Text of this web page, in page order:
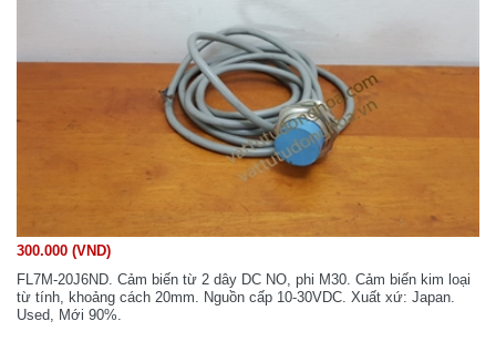
300.000 (VND)
FL7M-20J6ND. Cảm biến từ 2 dây DC NO, phi M30. Cảm biến kim loại
từ tính, khoảng cách 20mm. Nguồn cấp 10-30VDC. Xuất xứ: Japan.
Used, Mới 90%.